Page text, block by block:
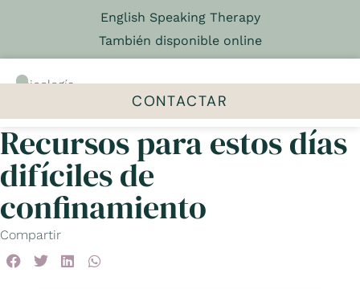
English Speaking Therapy
También disponible online
Psicología
CONTACTAR
Recursos para estos días
difíciles de
confinamiento
Compartir